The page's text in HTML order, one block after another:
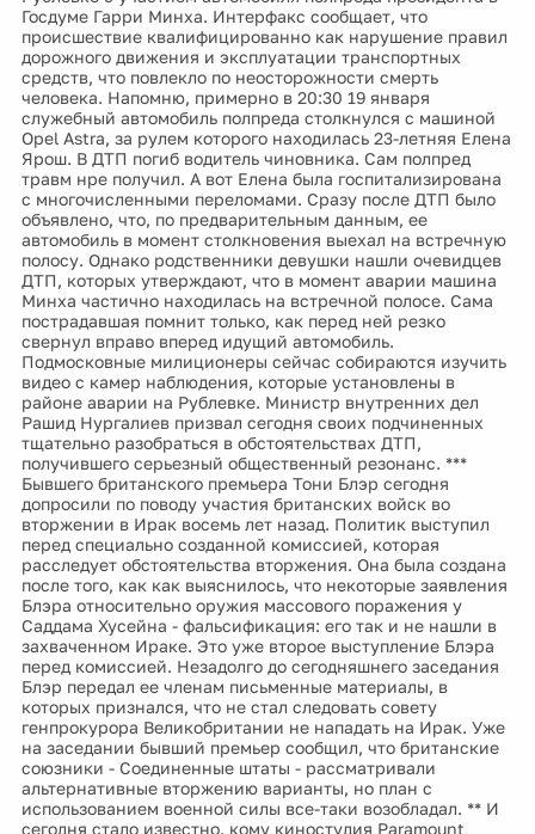
Госдуме Гарри Минха. Интерфакс сообщает, что
происшествие квалифицированно как нарушение правил
дорожного движения и эксплуатации транспортных
средств, что повлекло по неосторожности смерть
человека. Напомню, примерно в 20:30 19 января
служебный автомобиль полпреда столкнулся с машиной
Opel Astra, за рулем которого находилась 23-летняя Елена
Ярош. В ДТП погиб водитель чиновника. Сам полпред
травм нре получил. А вот Елена была госпитализирована
с многочисленными переломами. Сразу после ДТП было
объявлено, что, по предварительным данным, ее
автомобиль в момент столкновения выехал на встречную
полосу. Однако родственники девушки нашли очевидцев
ДТП, которых утверждают, что в момент аварии машина
Минха частично находилась на встречной полосе. Сама
пострадавшая помнит только, как перед ней резко
свернул вправо вперед идущий автомобиль.
Подмосковные милиционеры сейчас собираются изучить
видео с камер наблюдения, которые установлены в
районе аварии на Рублевке. Министр внутренних дел
Рашид Нургалиев призвал сегодня своих подчиненных
тщательно разобраться в обстоятельствах ДТП,
получившего серьезный общественный резонанс. ***
Бывшего британского премьера Тони Блэр сегодня
допросили по поводу участия британских войск во
вторжении в Ирак восемь лет назад. Политик выступил
перед специально созданной комиссией, которая
расследует обстоятельства вторжения. Она была создана
после того, как как выяснилось, что некоторые заявления
Блэра относительно оружия массового поражения у
Саддама Хусейна - фальсификация: его так и не нашли в
захваченном Ираке. Это уже второе выступление Блэра
перед комиссией. Незадолго до сегодняшнего заседания
Блэр передал ее членам письменные материалы, в
которых признался, что не стал следовать совету
генпрокурора Великобритании не нападать на Ирак. Уже
на заседании бывший премьер сообщил, что британские
союзники - Соединенные штаты - рассматривали
альтернативные вторжению варианты, но план с
использованием военной силы все-таки возобладал. ** И
сегодня стало известно. кому киностудия Paramount